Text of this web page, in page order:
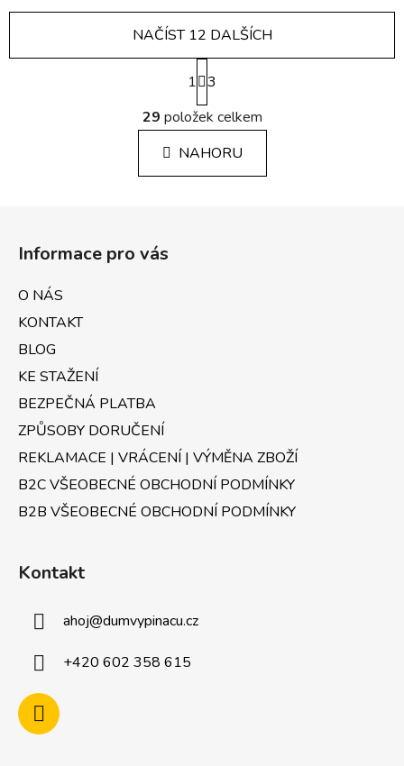
O
v
l
á
d
u
NAČÍST 12 DALŠÍCH
S
t
r
á
n
k
1 3
29 položek celkem
NAHORU
Informace pro vás
O NÁS
KONTAKT
BLOG
KE STAŽENÍ
BEZPEČNÁ PLATBA
ZPŮSOBY DORUČENÍ
REKLAMACE | VRÁCENÍ | VÝMĚNA ZBOŽÍ
B2C VŠEOBECNÉ OBCHODNÍ PODMÍNKY
B2B VŠEOBECNÉ OBCHODNÍ PODMÍNKY
Kontakt
ahoj@dumvypinacu.cz
+420 602 358 615